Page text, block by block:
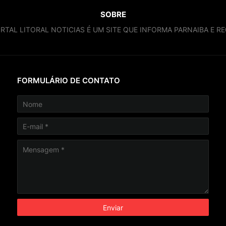
SOBRE
LITORAL NOTICIAS É UM SITE QUE INFORMA PARNAIBA E
FORMULÁRIO DE CONTATO